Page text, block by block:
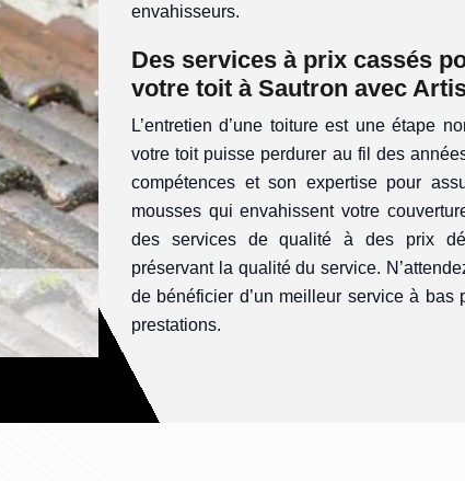
envahisseurs.
Des services à prix cassés
votre toit à Sautron avec
L’entretien d’une toiture est une étape
votre toit puisse perdurer au fil des
compétences et son expertise pour
mousses qui envahissent votre
des services de qualité à des prix
préservant la qualité du service.
de bénéficier d’un meilleur service à
prestations.